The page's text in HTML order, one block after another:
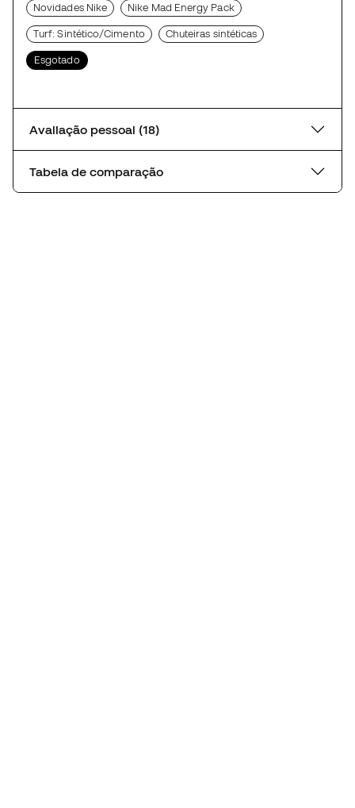
Novidades Nike Nike Mad Energy Pack
Turf: Sintético/Cimento Chuteiras sintéticas
Esgotado
Avaliação pessoal (18)
Tabela de comparação